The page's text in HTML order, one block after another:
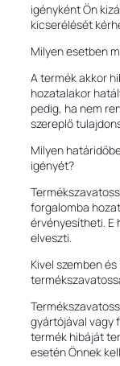
igényként Ön
kicserélését
Milyen esetben
A termék akkor
hozatalakor
pedig, ha nem
szereplő
Milyen
igényét?
forgalomba
érvényesítheti. E
elveszti.
Kivel szemben
gyártójával vagy
termék hibáját
esetén Önnek